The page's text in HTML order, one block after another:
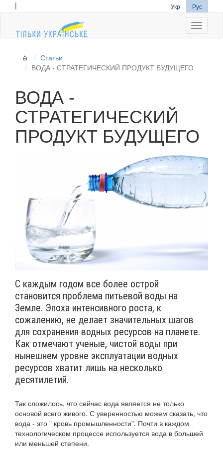
| Укр Рус
Статьи
ВОДА - СТРАТЕГИЧЕСКИЙ ПРОДУКТ БУДУЩЕГО
ВОДА -
СТРАТЕГИЧЕСКИЙ
ПРОДУКТ БУДУЩЕГО
С каждым годом все более острой
становится проблема питьевой воды на
Земле. Эпоха интенсивного роста, к
сожалению, не делает значительных шагов
для сохранения водных ресурсов на планете.
Как отмечают ученые, чистой воды при
нынешнем уровне эксплуатации водных
ресурсов хватит лишь на несколько
десятилетий.
Так сложилось, что сейчас вода является не только
основой всего живого. С уверенностью можем сказать, что
вода - это " кровь промышленности". Почти в каждом
технологическом процессе используется вода в большей
или меньшей степени.